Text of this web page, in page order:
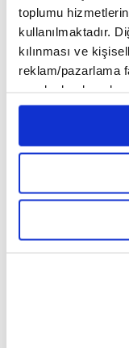
toplumu
kullanılmaktadır.
kılınması ve
reklam/pazarlama
sınırlı olarak açık
Çerezlere ilişkin
belirleyebilirsiniz.
Ayarlar butonuna
Metnimizi ziyaret
hazırlanmış olan
okumak ve
gerçekleştirilen
Türkiye’nin
Ayyıldız, AA
vatandaşların